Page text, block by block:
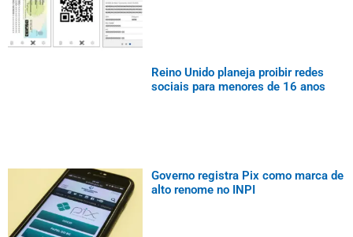
Reino Unido planeja proibir redes
sociais para menores de 16 anos
Governo registra Pix como marca de
alto renome no INPI